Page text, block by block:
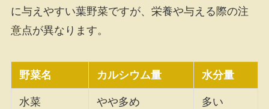
に与えやすい葉野菜ですが、栄養や与える際の注
意点が異なります。
野菜名 カルシウム量 水分量
水菜 やや多め 多い